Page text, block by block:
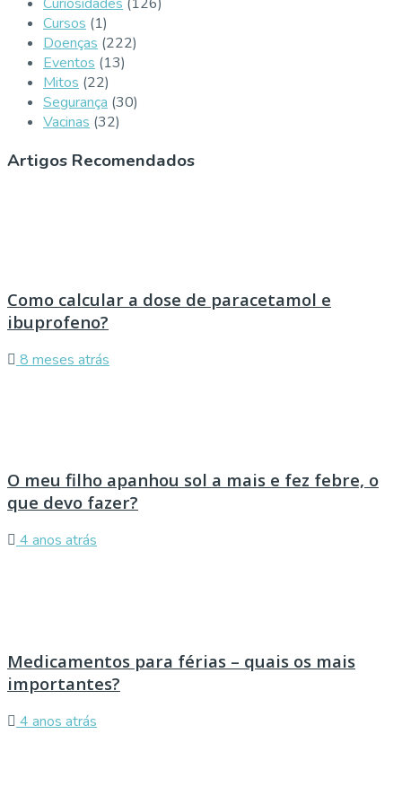
Cursos (1)
Doenças (222)
Eventos (13)
Mitos (22)
Segurança (30)
Vacinas (32)
Artigos Recomendados
Como calcular a dose de paracetamol e
ibuprofeno?
8 meses atrás
O meu filho apanhou sol a mais e fez febre, o
que devo fazer?
4 anos atrás
Medicamentos para férias – quais os mais
importantes?
4 anos atrás